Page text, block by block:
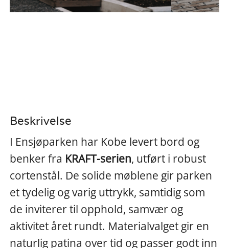
Beskrivelse
I Ensjøparken har Kobe levert bord og
benker fra KRAFT-serien, utført i robust
cortenstål. De solide møblene gir parken
et tydelig og varig uttrykk, samtidig som
de inviterer til opphold, samvær og
aktivitet året rundt. Materialvalget gir en
naturlig patina over tid og passer godt inn